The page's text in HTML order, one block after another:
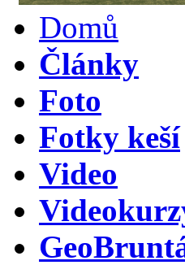
Domů
Články
Foto
Fotky keší
Video